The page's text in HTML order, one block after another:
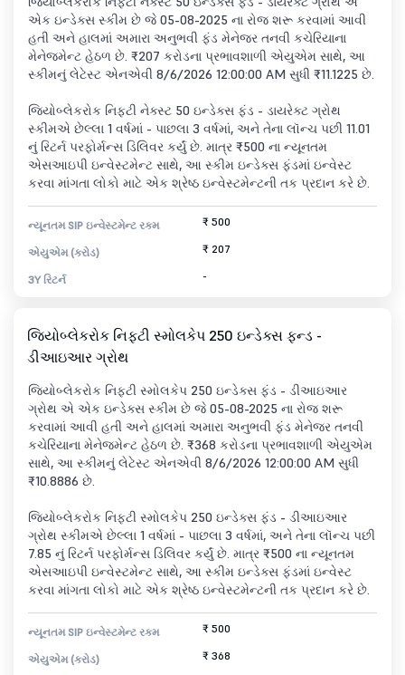
એક ઇન્ડેક્સ સ્કીમ છે જે 05-08-2025 ના રોજ શરૂ કરવામાં આવી
હતી અને હાલમાં અમારા અનુભવી ફંડ મેનેજર તનવી કચેરિયાના
મેનેજમેન્ટ હેઠળ છે. ₹207 કરોડના પ્રભાવશાળી એયુએમ સાથે, આ
સ્કીમનું લેટેસ્ટ એનએવી 8/6/2026 12:00:00 AM સુધી ₹11.1225 છે.
જિયોબ્લેકરોક નિફ્ટી નેક્સ્ટ 50 ઇન્ડેક્સ ફંડ - ડાયરેક્ટ ગ્રોથ
સ્કીમએ છેલ્લા 1 વર્ષમાં - પાછલા 3 વર્ષમાં, અને તેના લૉન્ચ પછી 11.01
નું રિટર્ન પરફોર્મન્સ ડિલિવર કર્યું છે. માત્ર ₹500 ના ન્યૂનતમ
એસઆઇપી ઇન્વેસ્ટમેન્ટ સાથે, આ સ્કીમ ઇન્ડેક્સ ફંડમાં ઇન્વેસ્ટ
કરવા માંગતા લોકો માટે એક શ્રેષ્ઠ ઇન્વેસ્ટમેન્ટની તક પ્રદાન કરે છે.
ન્યૂનતમ SIP ઇન્વેસ્ટમેન્ટ રકમ ₹ 500
એયુએમ (કરોડ) ₹ 207
3Y રિટર્ન -
જિયોબ્લેકરોક નિફ્ટી સ્મોલકેપ 250 ઇન્ડેક્સ ફન્ડ -
ડીઆઇઆર ગ્રોથ
જિયોબ્લેકરોક નિફ્ટી સ્મોલકેપ 250 ઇન્ડેક્સ ફંડ - ડીઆઇઆર
ગ્રોથ એ એક ઇન્ડેક્સ સ્કીમ છે જે 05-08-2025 ના રોજ શરૂ
કરવામાં આવી હતી અને હાલમાં અમારા અનુભવી ફંડ મેનેજર તનવી
કચેરિયાના મેનેજમેન્ટ હેઠળ છે. ₹368 કરોડના પ્રભાવશાળી એયુએમ
સાથે, આ સ્કીમનું લેટેસ્ટ એનએવી 8/6/2026 12:00:00 AM સુધી
₹10.8886 છે.
જિયોબ્લેકરોક નિફ્ટી સ્મોલકેપ 250 ઇન્ડેક્સ ફંડ - ડીઆઇઆર
ગ્રોથ સ્કીમએ છેલ્લા 1 વર્ષમાં - પાછલા 3 વર્ષમાં, અને તેના લૉન્ચ પછી
7.85 નું રિટર્ન પરફોર્મન્સ ડિલિવર કર્યું છે. માત્ર ₹500 ના ન્યૂનતમ
એસઆઇપી ઇન્વેસ્ટમેન્ટ સાથે, આ સ્કીમ ઇન્ડેક્સ ફંડમાં ઇન્વેસ્ટ
કરવા માંગતા લોકો માટે એક શ્રેષ્ઠ ઇન્વેસ્ટમેન્ટની તક પ્રદાન કરે છે.
ન્યૂનતમ SIP ઇન્વેસ્ટમેન્ટ રકમ ₹ 500
એયુએમ (કરોડ) ₹ 368